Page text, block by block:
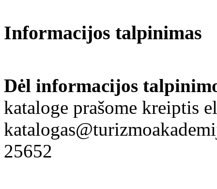
Informacijos talpinimas
Dėl informacijos
kataloge prašome kreiptis
25652